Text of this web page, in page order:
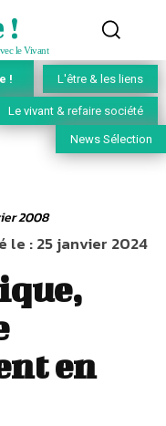
!
le Vivant
! L'être & les liens
Le vivant & refaire société
News Sélection
2008
le :25 janvier 2024
en